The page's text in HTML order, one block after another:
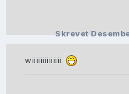
Skrevet
wiiiiiiiiiiiiii